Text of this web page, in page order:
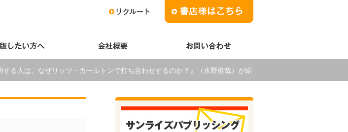
る人は、なぜリッツ・カールトンで打ち合わせするのか？』（水野俊哉）が紹